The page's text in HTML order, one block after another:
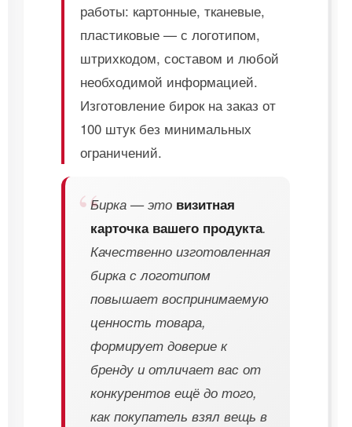
работы: картонные, тканевые,
пластиковые — с логотипом,
штрихкодом, составом и любой
необходимой информацией.
Изготовление бирок на заказ от
100 штук без минимальных
ограничений.
Бирка — это визитная
карточка вашего продукта.
Качественно изготовленная
бирка с логотипом
повышает воспринимаемую
ценность товара,
формирует доверие к
бренду и отличает вас от
конкурентов ещё до того,
как покупатель взял вещь в